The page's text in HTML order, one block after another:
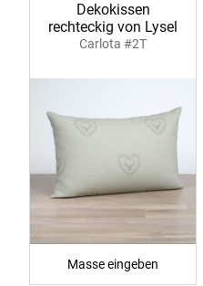
Dekokissen
rechteckig von Lysel
Carlota #2T
Masse eingeben